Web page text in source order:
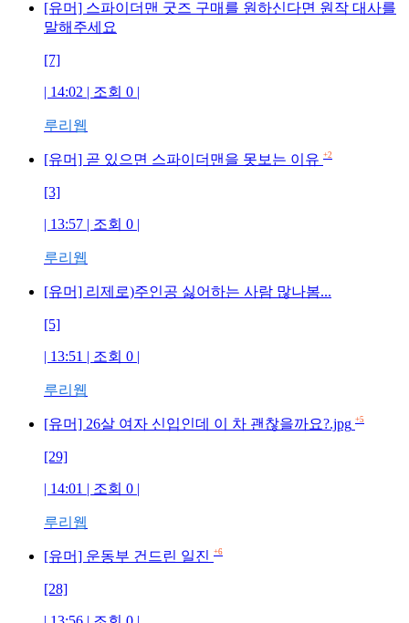
[유머] 스파이더맨 굿즈 구매를 원하신다면 원작 대사를
말해주세요
[7]
| 14:02 | 조회 0 |
루리웹
[유머] 곧 있으면 스파이더맨을 못보는 이유 +2
[3]
| 13:57 | 조회 0 |
루리웹
[유머] 리제로)주인공 싫어하는 사람 많나봄...
[5]
| 13:51 | 조회 0 |
루리웹
[유머] 26살 여자 신입인데 이 차 괜찮을까요?.jpg +5
[29]
| 14:01 | 조회 0 |
루리웹
[유머] 운동부 건드린 일진 +6
[28]